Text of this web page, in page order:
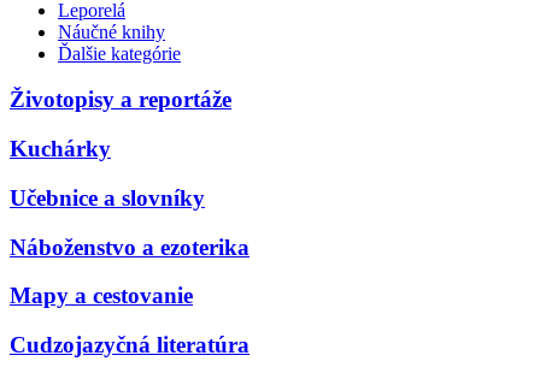
Leporelá
Náučné knihy
Ďalšie kategórie
Životopisy a reportáže
Kuchárky
Učebnice a slovníky
Náboženstvo a ezoterika
Mapy a cestovanie
Cudzojazyčná literatúra